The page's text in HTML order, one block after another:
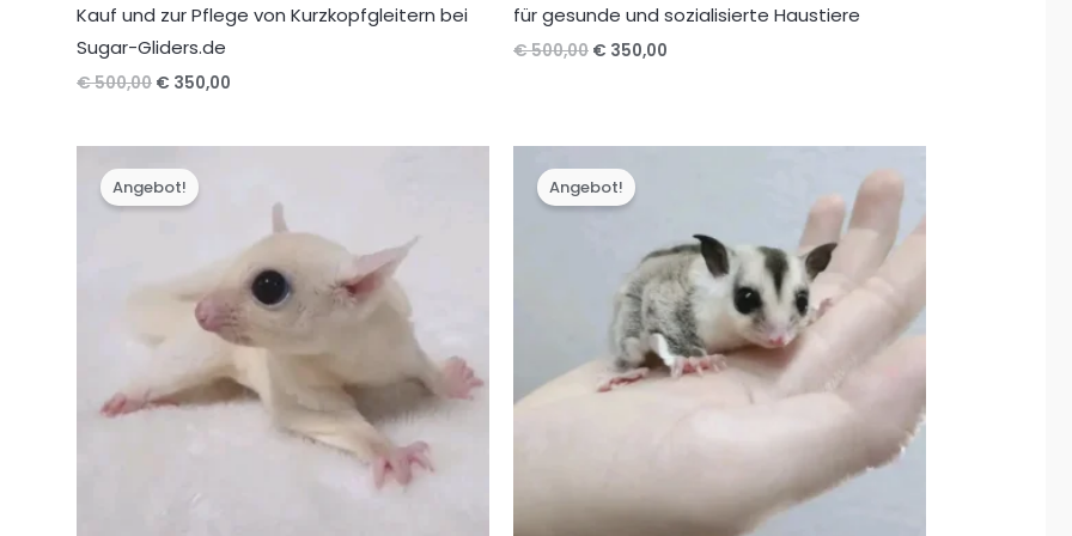
Kauf und zur Pflege von Kurzkopfgleitern bei
Sugar-Gliders.de
€500,00 Ursprünglicher
€ 500,00
€ 350,00
€ 350,00.
für gesunde und sozialisierte Haustiere
€500,00 Ursprünglicher
€ 350,00
Angebot! Angebot!